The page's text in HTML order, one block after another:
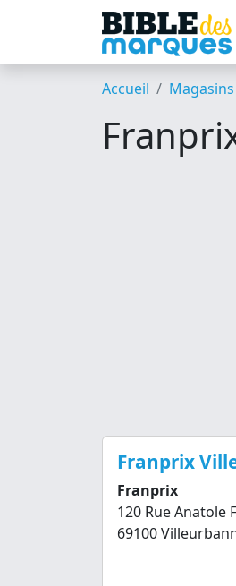
Accueil Magasins
Franprix
Franprix
120 Rue Anatole
69100